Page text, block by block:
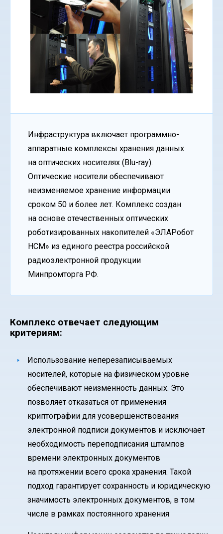
Инфраструктура включает программно-
аппаратные комплексы хранения данных
на оптических носителях (Blu-ray).
Оптические носители обеспечивают
неизменяемое хранение информации
сроком 50 и более лет. Комплекс создан
на основе отечественных оптических
роботизированных накопителей «ЭЛАРобот
НСМ» из единого реестра российской
радиоэлектронной продукции
Минпромторга РФ.
Комплекс отвечает следующим
критериям:
Использование неперезаписываемых
носителей, которые на физическом уровне
обеспечивают неизменность данных. Это
позволяет отказаться от применения
криптографии для усовершенствования
электронной подписи документов и исключает
необходимость переподписания штампов
времени электронных документов
на протяжении всего срока хранения. Такой
подход гарантирует сохранность и юридическую
значимость электронных документов, в том
числе в рамках постоянного хранения